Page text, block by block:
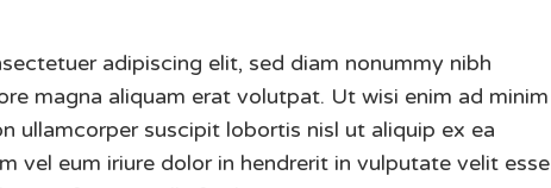
adipiscing elit, sed diam nonummy nibh
magna aliquam erat volutpat. Ut wisi enim ad minim
ullamcorper suscipit lobortis nisl ut aliquip ex ea
vel eum iriure dolor in hendrerit in vulputate velit esse